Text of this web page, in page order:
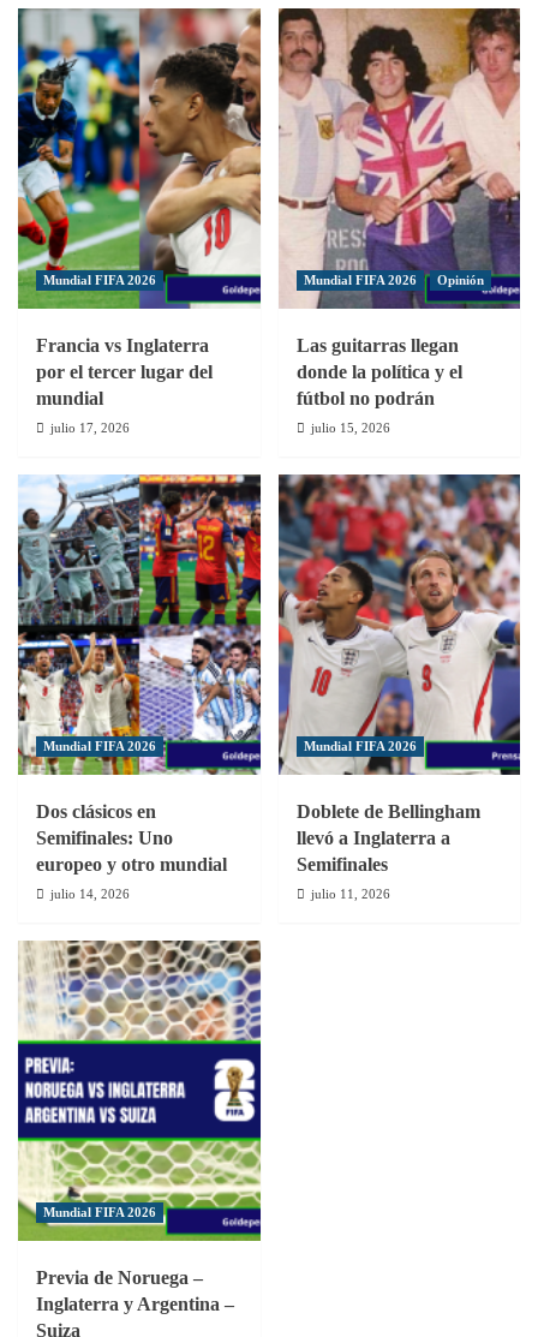
jornada
de
la
Liga
Deportiva
Colegial
de
Santiago
2019
Santiago
2019-
2020
Mundial FIFA 2026
Francia vs Inglaterra
por el tercer lugar del
mundial
julio 17, 2026
Mundial FIFA 2026 Opinión
Las guitarras llegan
donde la política y el
fútbol no podrán
julio 15, 2026
Mundial FIFA 2026
Dos clásicos en
Semifinales: Uno
europeo y otro mundial
julio 14, 2026
Mundial FIFA 2026
Doblete de Bellingham
llevó a Inglaterra a
Semifinales
julio 11, 2026
Mundial FIFA 2026
Previa de Noruega –
Inglaterra y Argentina –
Suiza